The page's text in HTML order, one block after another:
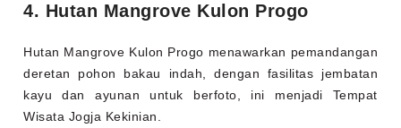
4. Hutan Mangrove Kulon Progo
Hutan Mangrove Kulon Progo menawarkan pemandangan
deretan pohon bakau indah, dengan fasilitas jembatan
kayu dan ayunan untuk berfoto, ini menjadi Tempat
Wisata Jogja Kekinian.